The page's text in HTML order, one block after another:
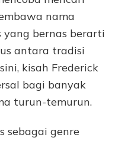
nama
yang bernas berarti
antara tradisi
kisah Frederick
bagi banyak
turun-temurun.
sebagai genre